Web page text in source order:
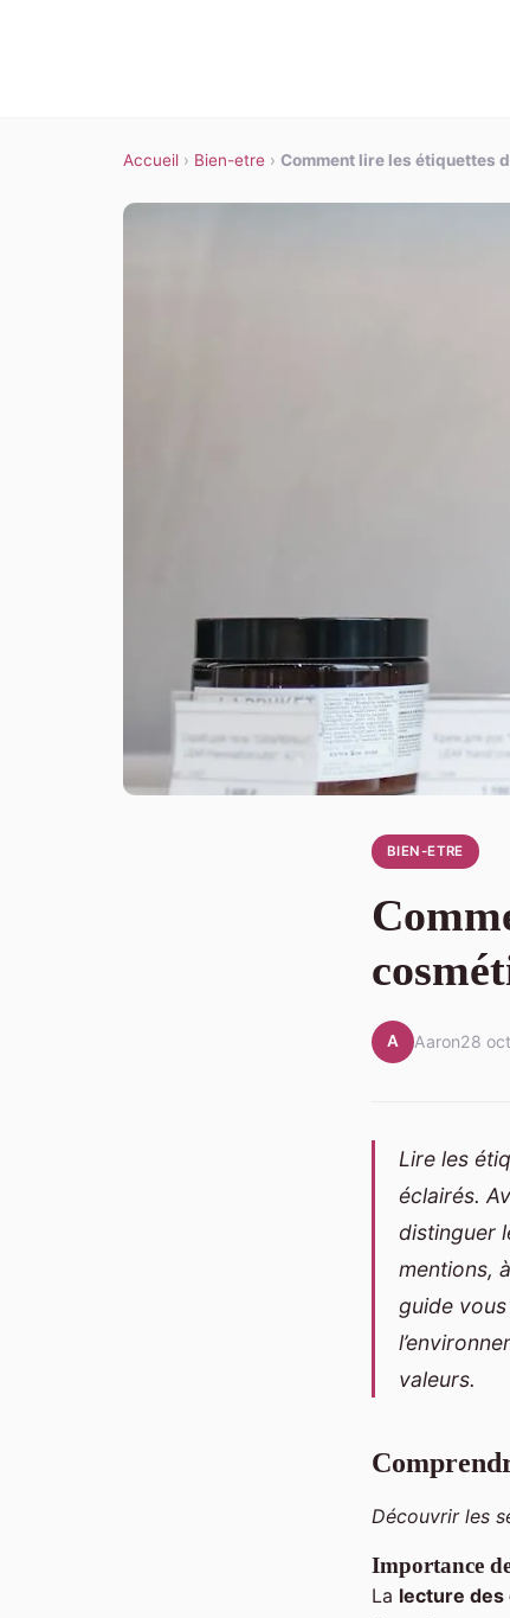
Accueil › Bien-etre › Comment lire les étiquettes
BIEN-ETRE
A Aaron28
Lire les
éclairés.
distinguer
mentions,
guide
valeurs.
Découvrir les
Importance
La lecture